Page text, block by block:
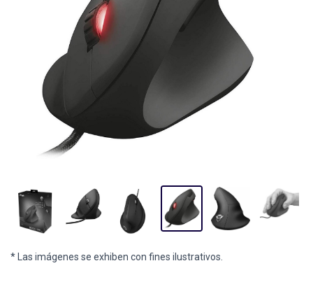
* Las imágenes se exhiben con fines ilustrativos.